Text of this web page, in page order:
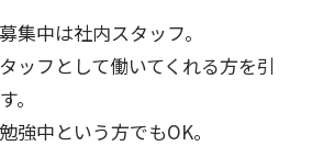
集中は社内スタッフ。
ッフとして働いてくれる方を引
。
強中という方でもOK。